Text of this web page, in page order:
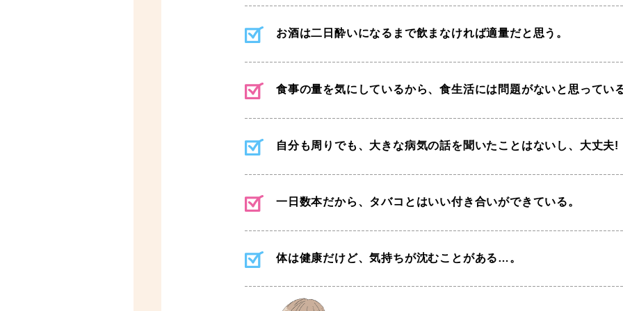
お酒は二日酔いになるまで飲まなければ適量だと思う。
食事の量を気にしているから、食生活には問題がないと思ってい
自分も周りでも、大きな病気の話を聞いたことはないし、大丈夫!
一日数本だから、タバコとはいい付き合いができている。
体は健康だけど、気持ちが沈むことがある…。